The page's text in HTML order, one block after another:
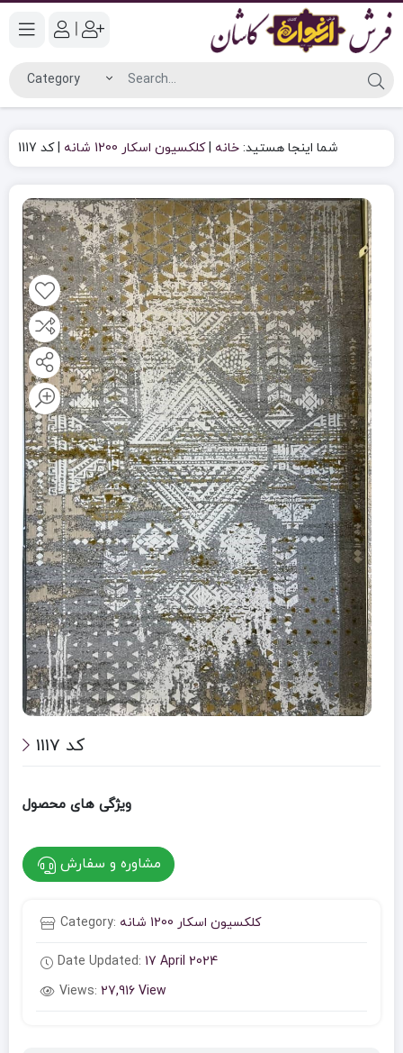
|
شما اینجا هستید: خانه |کلکسیون اسکار 1200 شانه |کد 1117
کد 1117
ویژگی های محصول
مشاوره و سفارش
Category: کلکسیون اسکار 1200 شانه
Date Updated: 17 April 2024
Views: 27,916 View